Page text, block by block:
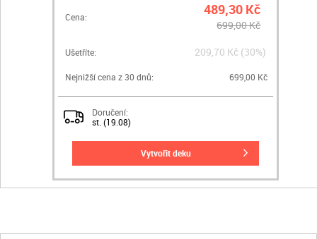
Cena: 489,30 Kč
699,00 Kč
Ušetříte: 209,70 Kč (30%)
Nejnižší cena z 30 dnů: 699,00 Kč
Doručení:
st. (19.08)
vytvořit deku